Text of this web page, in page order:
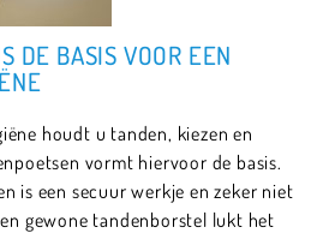
DE BASIS VOOR EEN
houdt u tanden, kiezen en
vormt hiervoor de basis.
is een secuur werkje en zeker niet
gewone tandenborstel lukt het